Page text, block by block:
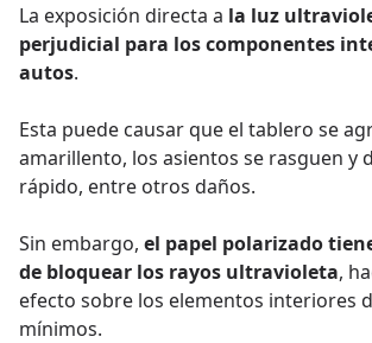
La exposición directa a la luz
perjudicial para los componentes
autos.
Esta puede causar que el tablero se
amarillento, los asientos se rasguen y
rápido, entre otros daños.
Sin embargo, el papel polarizado
de bloquear los rayos ultravioleta,
efecto sobre los elementos interiores
mínimos.